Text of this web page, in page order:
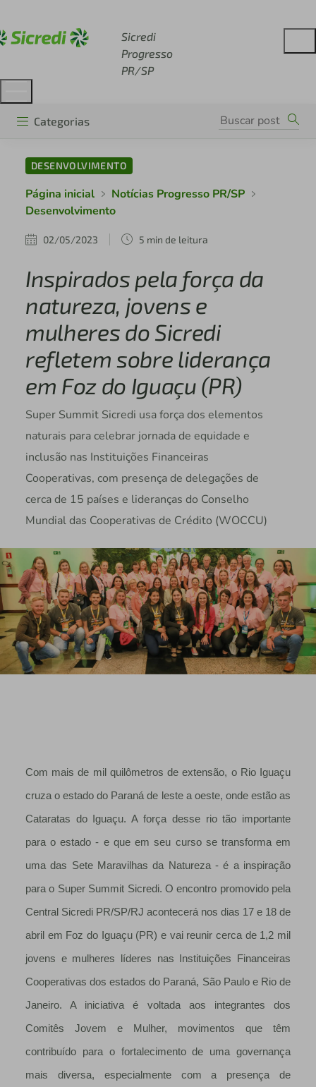
Sicredi
Progresso
PR/SP
Categorias
DESENVOLVIMENTO
Página inicial
Notícias Progresso PR/SP
Desenvolvimento
02/05/2023 5 min de leitura
Inspirados pela força da
natureza, jovens e
mulheres do Sicredi
refletem sobre liderança
em Foz do Iguaçu (PR)
Super Summit Sicredi usa força dos elementos
naturais para celebrar jornada de equidade e
inclusão nas Instituições Financeiras
Cooperativas, com presença de delegações de
cerca de 15 países e lideranças do Conselho
Mundial das Cooperativas de Crédito (WOCCU)
Com mais de mil quilômetros de extensão, o Rio Iguaçu
cruza o estado do Paraná de leste a oeste, onde estão as
Cataratas do Iguaçu. A força desse rio tão importante
para o estado - e que em seu curso se transforma em
uma das Sete Maravilhas da Natureza - é a inspiração
para o Super Summit Sicredi. O encontro promovido pela
Central Sicredi PR/SP/RJ acontecerá nos dias 17 e 18 de
abril em Foz do Iguaçu (PR) e vai reunir cerca de 1,2 mil
jovens e mulheres líderes nas Instituições Financeiras
Cooperativas dos estados do Paraná, São Paulo e Rio de
Janeiro. A iniciativa é voltada aos integrantes dos
Comitês Jovem e Mulher, movimentos que têm
contribuído para o fortalecimento de uma governança
mais diversa, especialmente com a presença de